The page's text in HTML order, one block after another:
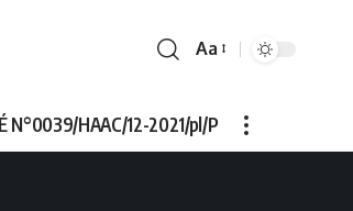
Font
Aa
N°0039/HAAC/12-2021/pl/P